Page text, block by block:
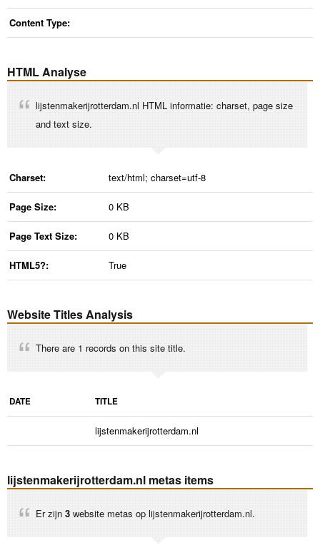
Content Type:
HTML Analyse
lijstenmakerijrotterdam.nl HTML informatie: charset, page size
and text size.
Charset: text/html; charset=utf-8
Page Size: 0 KB
Page Text Size: 0 KB
HTML5?: True
Website Titles Analysis
There are 1 records on this site title.
DATE TITLE
lijstenmakerijrotterdam.nl
lijstenmakerijrotterdam.nl metas items
Er zijn 3 website metas op lijstenmakerijrotterdam.nl.